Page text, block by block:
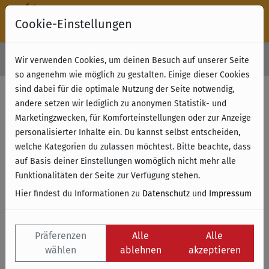
Kostenloser Versand & Retoure ab 49 € (innerhalb Deutschlands)
Filter anzeigen
Name
Cookie-Einstellungen
Wir verwenden Cookies, um deinen Besuch auf unserer Seite
so angenehm wie möglich zu gestalten. Einige dieser Cookies
sind dabei für die optimale Nutzung der Seite notwendig,
andere setzen wir lediglich zu anonymen Statistik- und
Marketingzwecken, für Komforteinstellungen oder zur Anzeige
personalisierter Inhalte ein. Du kannst selbst entscheiden,
welche Kategorien du zulassen möchtest. Bitte beachte, dass
auf Basis deiner Einstellungen womöglich nicht mehr alle
Funktionalitäten der Seite zur Verfügung stehen.
Hier findest du Informationen zu Datenschutz und Impressum
Präferenzen
wählen
Alle
ablehnen
Alle
akzeptieren